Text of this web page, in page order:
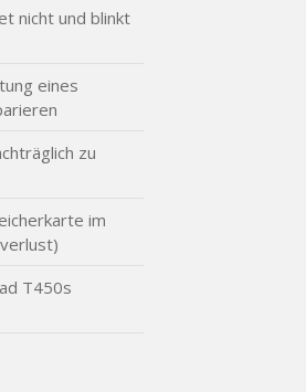
nicht und blinkt
eines
zu
im
T450s